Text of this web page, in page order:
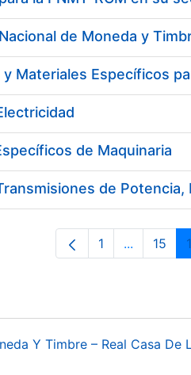
Materiales Específicos
de Maquinaria
Página
1 ...Páginas
15
Y Timbre – Real Casa De